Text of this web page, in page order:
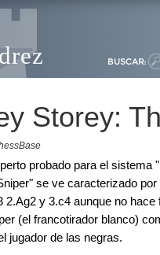
BUSCAR:
Storey:
probado para el sistema
se ve caracterizado
y 3.c4 aunque no
(el francotirador blanco)
jugador de las negras.